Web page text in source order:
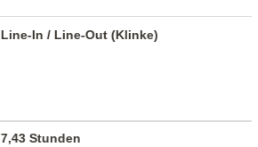
Line-In / Line-Out (Klinke)
7,43 Stunden